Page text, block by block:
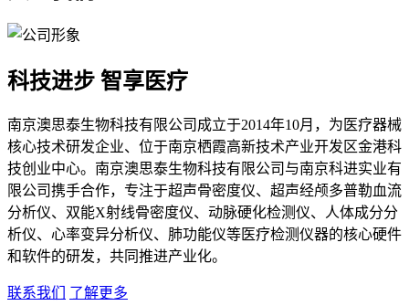
科技进步 智享医疗
南京澳思泰生物科技有限公司成立于2014年10月，为医疗器械
核心技术研发企业、位于南京栖霞高新技术产业开发区金港科
技创业中心。南京澳思泰生物科技有限公司与南京科进实业有
限公司携手合作，专注于超声骨密度仪、超声经颅多普勒血流
分析仪、双能X射线骨密度仪、动脉硬化检测仪、人体成分分
析仪、心率变异分析仪、肺功能仪等医疗检测仪器的核心硬件
和软件的研发，共同推进产业化。
联系我们 了解更多